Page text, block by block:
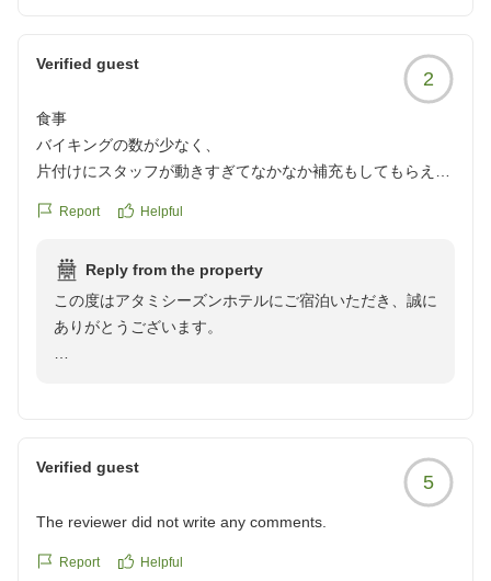
感じ。。。
スタッフの皆さまはすごく丁寧でいい感じですが、、、ため
息以外出ませんでした
クチコミの詳細はこちらから
https://review.travel.rakuten.co.jp/hotel/voice/44112?
び申し上げます。
お部屋のレイアウトや衛生面での懸念点、ならびに大浴
場での他のお客様のマナーにつきまして頂戴したご意見
は、非常に重く受け止めております。特にトイレの設備
重要な要素であり、ご満足いただける状態ではなかった
また、お食事につきましても、お客様のご期待に沿うこ
とができず、誠に申し訳ございません。頂戴したご意見
タッフで共有し、施設環境の改善に努めてまいる所存で
お忙しい中、貴重なご意見をお寄せいただきありがとう
Verified guest
2
食事
バイキングの数が少なく、
片付けにスタッフが動きすぎてなかなか補充もしてもらえ
テーブルに先に置いてある料理が入ってる箱は綺麗に小皿に
いろいろ自分で選べるバイキングのみの方がいいと私は思い
ました。
Report Helpful
Reply from the property
この度はアタミシーズンホテルにご宿泊いただき、誠に
ありがとうございます。
した。また、スタッフの補充に関するご指摘は、今後の
サービス改善に向けた貴重なご意見として真摯に受け止
めさせていただきます。お食事の提供方法については、
Verified guest
5
The reviewer did not write any comments.
Report Helpful